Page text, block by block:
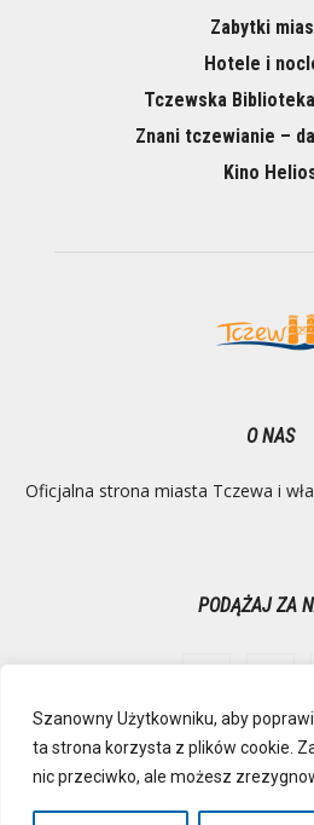
Szanowny Użytkowniku, aby
ta strona korzysta z plików cookie.
nic przeciwko, ale możesz
Zabytki
Hotele i
Tczewska
Znani tczewianie –
Kino
O NAS
Oficjalna strona miasta Tczewa i
PODĄŻAJ ZA
Ochrona danych osobowych
Polityka Prywatności
Deklaracja
RSS